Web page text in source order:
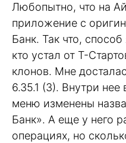
Любопытно, что на
приложение с
Банк. Так что,
кто устал от Т-
клонов. Мне
6.35.1 (3). Внутри
меню изменены
Банк». А еще у него
операциях, но